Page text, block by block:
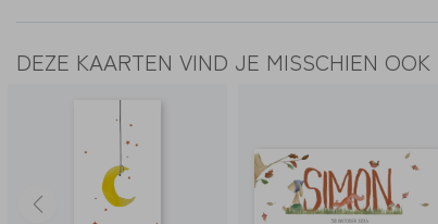
DEZE KAARTEN VIND JE MISSCHIEN OOK